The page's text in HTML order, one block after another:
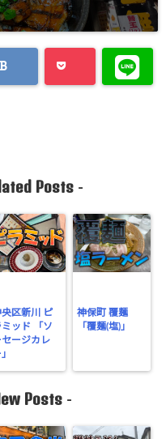
Posts-
央区新川 ピ
ミッド 「ソ
セージカレ
神保町 覆麺
「覆麺(塩)」
Posts -